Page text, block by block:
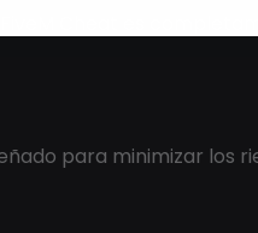
FiveM Cheat es
para minimizar los